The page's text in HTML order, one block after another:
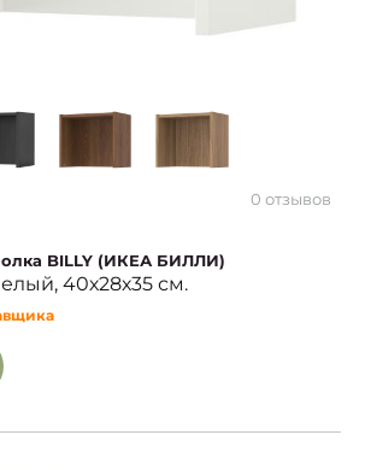
0 отзывов
BILLY (ИКЕА БИЛЛИ)
40х28х35 см.